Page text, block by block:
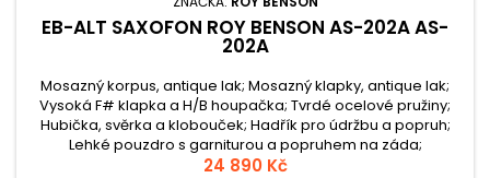
EB-ALT SAXOFON ROY BENSON AS-202A AS-
202A
Mosazný korpus, antique lak; Mosazný klapky, antique lak;
Vysoká F# klapka a H/B houpačka; Tvrdé ocelové pružiny;
Hubička, svěrka a klobouček; Hadřík pro údržbu a popruh;
Lehké pouzdro s garniturou a popruhem na záda;
24 890 Kč